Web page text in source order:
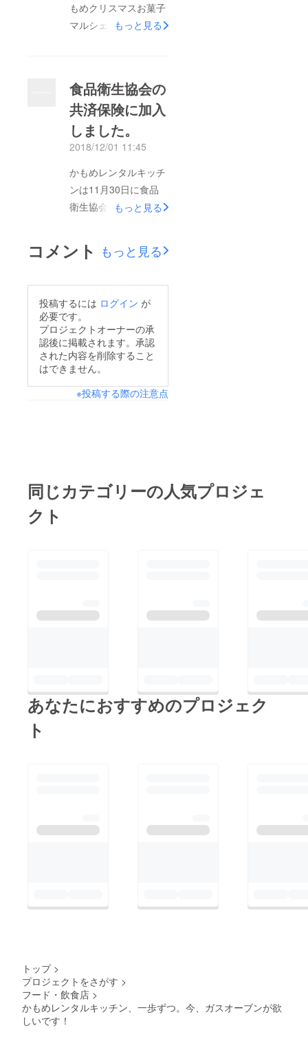
もめクリスマスお菓子
マルシェ」を開催しま
シェに続いてかもめレ
ンタルキッチンとして
は2回目のマルシェ
（写真は2日目の朝で
参加できる作り手さん
にも来て頂いて、コー
ヒー無料サービスなど
り入れたり、第1回目
ルシェになりました。
このマルシェを通じ
て、お気に入りの作家
さんを見つけた方、か
もめレンタルキッチン
にご興味を持って頂け
たお客様がいらっ
しゃった感じもして、
売、ご来場いただけた
またひとえに皆様方の
が入ります。とても楽
しみです。皆さま、あ
もっと見る
食品衛生協会の
共済保険に加入
しました。
2018/12/01 11:45
かもめレンタルキッチ
ンは11月30日に食品
衛生協会の共済保険加
た。12月15日から有
効になります。日頃か
もしももしものため
に、かもめレンタル
キッチン製造品でなに
かお客様に起こってし
来るようにしました。
もっと見る
コメント もっと見る
投稿するには ログイン が
必要です。
プロジェクトオーナーの承
認後に掲載されます。承認
された内容を削除すること
はできません。
※投稿する際の注意点
同じカテゴリーの人気プロジェ
クト
あなたにおすすめのプロジェク
ト
トップ >
プロジェクトをさがす >
フード・飲食店 >
かもめレンタルキッチン、一歩ずつ。今、ガスオーブンが欲
しいです！